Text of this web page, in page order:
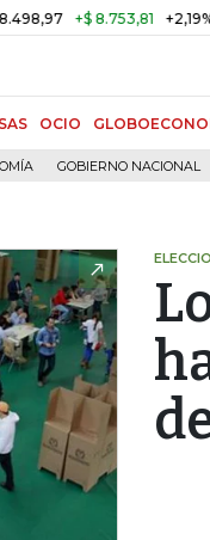
+$ 8.753,81 +2,19%
OCIO
GOBIERNO NACIONAL